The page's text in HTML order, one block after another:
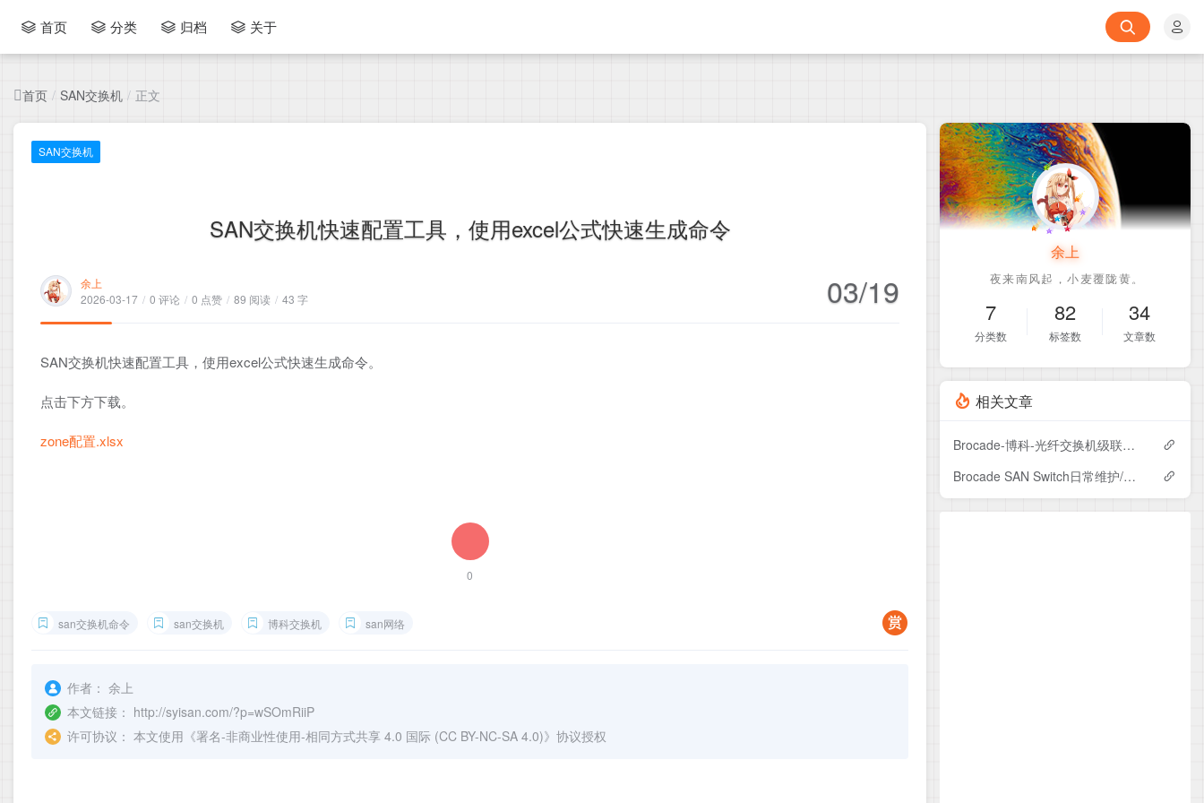
首页 分类 归档 关于
首页 / SAN交换机 / 正文
SAN交换机
SAN交换机快速配置工具，使用excel公式快速生成命令
余上
2026-03-17 / 0 评论 / 0 点赞 / 89 阅读 / 43 字 03/19
SAN交换机快速配置工具，使用excel公式快速生成命令。
点击下方下载。
zone配置.xlsx
0
san交换机命令 san交换机 博科交换机 san网络
作者： 余上
本文链接： http://syisan.com/?p=wSOmRiiP
许可协议： 本文使用《署名-非商业性使用-相同方式共享 4.0 国际 (CC BY-NC-SA 4.0)》协议授权
余上
7
分类数
82
标签数
34
文章数
相关文章
Brocade-博科-光纤交换机级联及划分ZONE
Brocade SAN Switch日常维护/SAN交换机命令